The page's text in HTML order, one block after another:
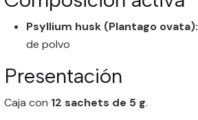
Psyllium husk (Plantago ovata):
de polvo
Presentación
Caja con 12 sachets de 5 g.